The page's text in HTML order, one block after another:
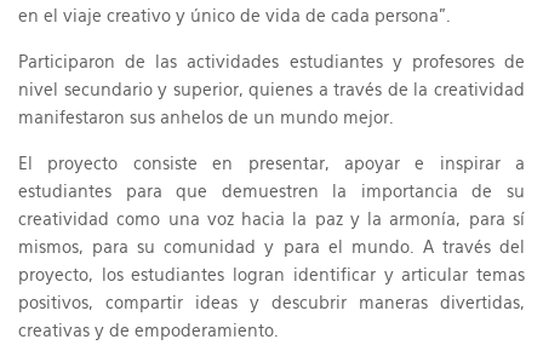
en el viaje creativo y único de vida de cada persona”.
Participaron de las actividades estudiantes y profesores de
nivel secundario y superior, quienes a través de la creatividad
manifestaron sus anhelos de un mundo mejor.
El proyecto consiste en presentar, apoyar e inspirar a
estudiantes para que demuestren la importancia de su
creatividad como una voz hacia la paz y la armonía, para sí
mismos, para su comunidad y para el mundo. A través del
proyecto, los estudiantes logran identificar y articular temas
positivos, compartir ideas y descubrir maneras divertidas,
creativas y de empoderamiento.